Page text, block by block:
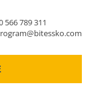
566 789 311